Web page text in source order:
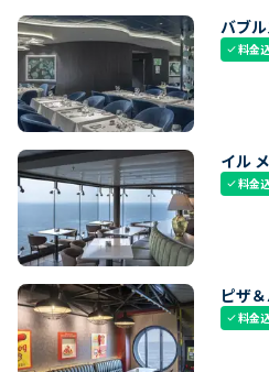
バブ
check料金
イル
check料金
ピザ
check料金